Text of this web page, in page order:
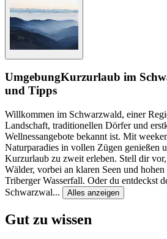
UmgebungKurzurlaub im
und Tipps
Willkommen im Schwarzwald, einer
Landschaft, traditionellen Dörfer und
Wellnessangebote bekannt ist. Mit
Naturparadies in vollen Zügen genießen
Kurzurlaub zu zweit erleben. Stell dir
Wälder, vorbei an klaren Seen und
Triberger Wasserfall. Oder du entdeckst
Schwarzwal... Alles anzeigen
Gut zu wissen